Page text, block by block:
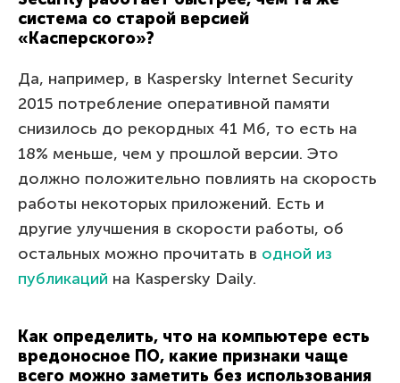
система со старой версией
«Касперского»?
Да, например, в Kaspersky Internet Security
2015 потребление оперативной памяти
снизилось до рекордных 41 Mб, то есть на
18% меньше, чем у прошлой версии. Это
должно положительно повлиять на скорость
работы некоторых приложений. Есть и
другие улучшения в скорости работы, об
остальных можно прочитать в одной из
публикаций на Kaspersky Daily.
Как определить, что на компьютере есть
вредоносное ПО, какие признаки чаще
всего можно заметить без использования